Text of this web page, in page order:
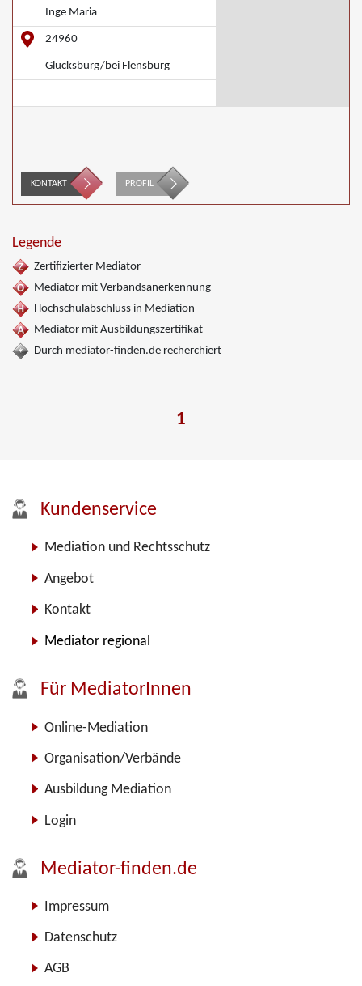
Inge Maria
24960
Glücksburg/bei Flensburg
KONTAKT PROFIL
Legende
Zertifizierter Mediator
Mediator mit Verbandsanerkennung
Hochschulabschluss in Mediation
Mediator mit Ausbildungszertifikat
Durch mediator-finden.de recherchiert
1
Kundenservice
Mediation und Rechtsschutz
Angebot
Kontakt
Mediator regional
Für MediatorInnen
Online-Mediation
Organisation/Verbände
Ausbildung Mediation
Login
Mediator-finden.de
Impressum
Datenschutz
AGB